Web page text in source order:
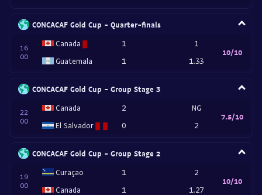
CONCACAF Gold Cup - Quarter-finals
16
00
Canada
Guatemala
1
1
1
1.33
10/10
CONCACAF Gold Cup - Group Stage 3
22
00
Canada
El Salvador
2
0
NG
2
7.5/10
CONCACAF Gold Cup - Group Stage 2
19
00
Curaçao
Canada
1
1
2
1.27
10/10